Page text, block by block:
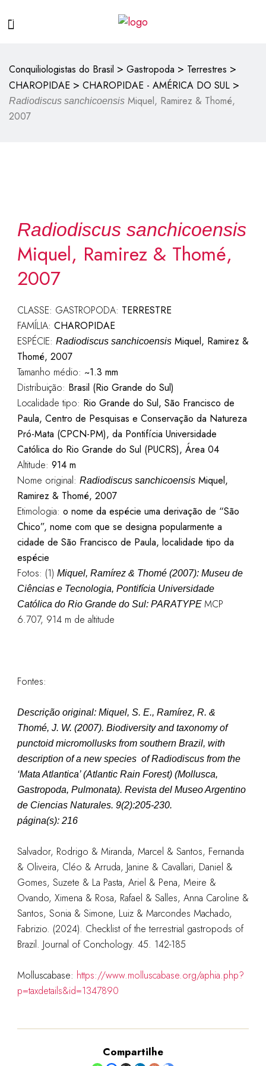
Conquiliologistas do Brasil > Gastropoda > Terrestres >
CHAROPIDAE > CHAROPIDAE - AMÉRICA DO SUL >
Radiodiscus sanchicoensis Miquel, Ramirez & Thomé,
2007
Radiodiscus sanchicoensis
Miquel, Ramirez & Thomé,
2007
CLASSE: GASTROPODA: TERRESTRE
FAMÍLIA: CHAROPIDAE
ESPÉCIE: Radiodiscus sanchicoensisMiquel, Ramirez &
Thomé, 2007
Tamanho médio: ~1.3 mm
Distribuição: Brasil (Rio Grande do Sul)
Localidade tipo: Rio Grande do Sul, São Francisco de
Paula, Centro de Pesquisas e Conservação da Natureza
Pró-Mata (CPCN-PM), da Pontifícia Universidade
Católica do Rio Grande do Sul (PUCRS), Área 04
Altitude: 914 m
Nome original: Radiodiscus sanchicoensisMiquel,
Ramirez & Thomé, 2007
Etimologia: o nome da espécie uma derivação de “São
Chico”, nome com que se designa popularmente a
cidade de São Francisco de Paula, localidade tipo da
espécie
Fotos: (1) Miquel, Ramírez & Thomé (2007): Museu de
Ciências e Tecnologia, Pontifícia Universidade
Católica do Rio Grande do Sul: PARATYPE MCP
6.707, 914 m de altitude
Fontes:
Descrição original: Miquel, S. E., Ramírez, R. &
Thomé, J. W. (2007). Biodiversity and taxonomy of
punctoid micromollusks from southern Brazil, with
description of a new species of Radiodiscus from the
‘Mata Atlantica’ (Atlantic Rain Forest) (Mollusca,
Gastropoda, Pulmonata). Revista del Museo Argentino
de Ciencias Naturales. 9(2):205-230.
página(s): 216
Salvador, Rodrigo & Miranda, Marcel & Santos, Fernanda
& Oliveira, Cléo & Arruda, Janine & Cavallari, Daniel &
Gomes, Suzete & La Pasta, Ariel & Pena, Meire &
Ovando, Ximena & Rosa, Rafael & Salles, Anna Caroline &
Santos, Sonia & Simone, Luiz & Marcondes Machado,
Fabrizio. (2024). Checklist of the terrestrial gastropods of
Brazil. Journal of Conchology. 45. 142-185
Molluscabase: https://www.molluscabase.org/aphia.php?
p=taxdetails&id=1347890
Compartilhe